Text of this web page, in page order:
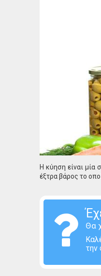
Η κύηση είναι
έξτρα βάρος το
Θα
την